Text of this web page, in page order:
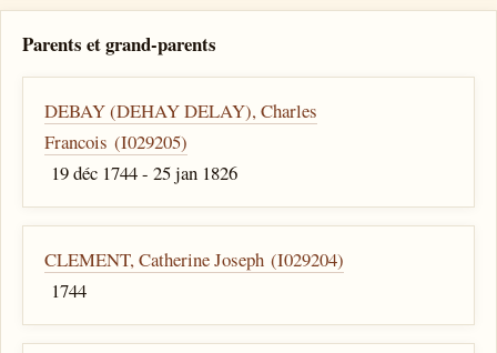
Parents et grand-parents
DEBAY (DEHAY DELAY), Charles
Francois (I029205)
19 déc 1744 - 25 jan 1826
CLEMENT, Catherine Joseph (I029204)
1744